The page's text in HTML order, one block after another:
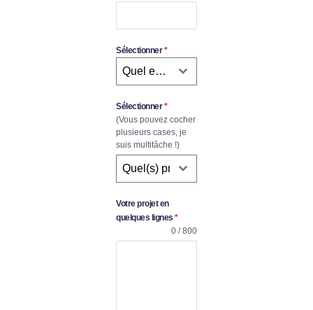
Sélectionner*
Quel est votre budget (en HT) ?
Sélectionner*
(Vous pouvez cocher
plusieurs cases, je
suis multitâche !)
Quel(s) projet(s) souhaitez-vous ?
Votre projet en
quelques lignes *
0 / 800